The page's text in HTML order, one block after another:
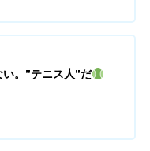
。”テニス人”だ